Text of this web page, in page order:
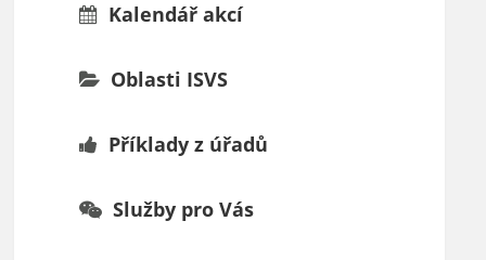
Kalendář akcí
Oblasti ISVS
Příklady z úřadů
Služby pro Vás